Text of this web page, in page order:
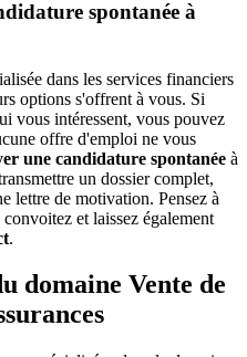
spontanée à
dans les services financiers
options s'offrent à vous. Si
vous intéressent, vous pouvez
offre d'emploi ne vous
une candidature spontanée à
un dossier complet,
lettre de motivation. Pensez à
et laissez également
.
domaine Vente de